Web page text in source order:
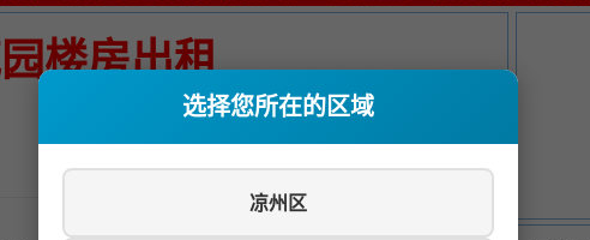
选择您所在的区域
凉州区
楼房出租
发布时间：2022-05-06 09:13:25